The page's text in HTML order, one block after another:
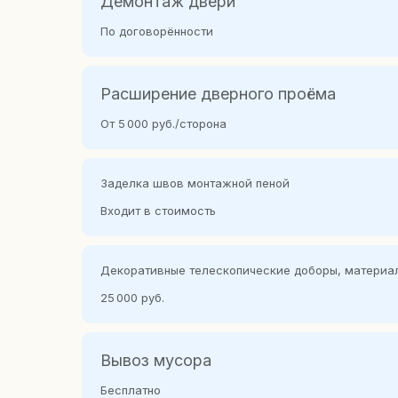
По договорённости
Расширение дверного проёма
От 5 000 руб./сторона
Заделка швов монтажной пеной
Входит в стоимость
Декоративные телескопичес кие доборы,
25 000 руб.
Вывоз мусора
Бесплатно
Одностворчатая
Наружная комбинированная